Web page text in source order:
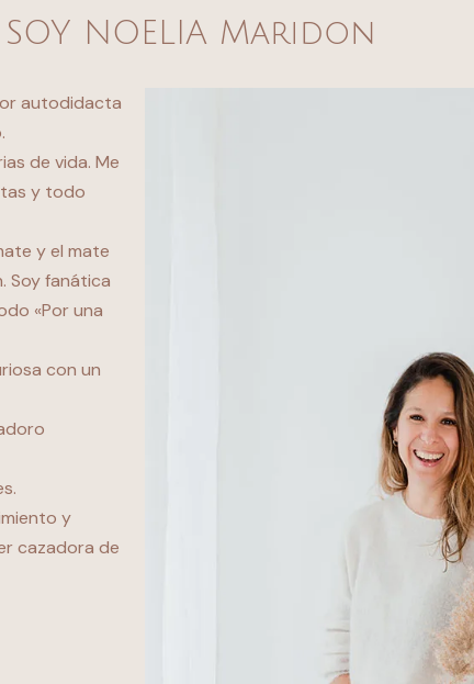
SOY NOELIA Maridon
autodidacta
de vida. Me
y todo
y el mate
Soy fanática
«Por una
con un
y
cazadora de